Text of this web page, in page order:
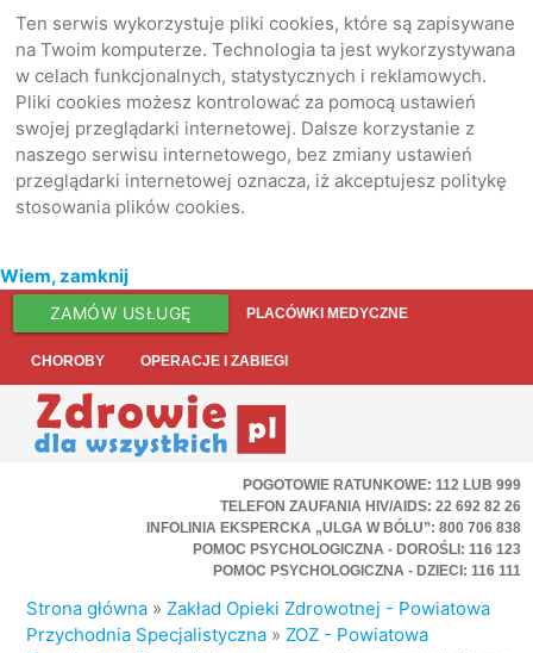
Ten serwis wykorzystuje pliki cookies, które są zapisywane
na Twoim komputerze. Technologia ta jest wykorzystywana
w celach funkcjonalnych, statystycznych i reklamowych.
Pliki cookies możesz kontrolować za pomocą ustawień
swojej przeglądarki internetowej. Dalsze korzystanie z
naszego serwisu internetowego, bez zmiany ustawień
przeglądarki internetowej oznacza, iż akceptujesz politykę
stosowania plików cookies.
Wiem, zamknij
ZAMÓW USŁUGĘ PLACÓWKI MEDYCZNE
CHOROBY OPERACJE I ZABIEGI
POGOTOWIE RATUNKOWE: 112 LUB 999
TELEFON ZAUFANIA HIV/AIDS: 22 692 82 26
INFOLINIA EKSPERCKA „ULGA W BÓLU”: 800 706 838
POMOC PSYCHOLOGICZNA - DOROŚLI: 116 123
POMOC PSYCHOLOGICZNA - DZIECI: 116 111
Strona główna »Zakład Opieki Zdrowotnej - Powiatowa
Przychodnia Specjalistyczna »ZOZ - Powiatowa